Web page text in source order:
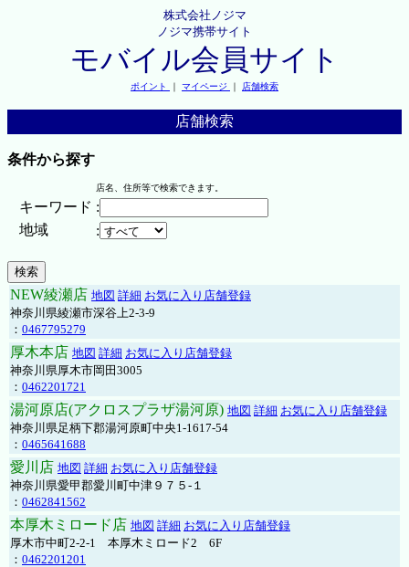
株式会社ノジマ
ノジマ携帯サイト
モバイル会員サイト
ポイント ｜ マイページ ｜ 店舗検索
店舗検索
条件から探す
店名、住所等で検索できます。
キーワード :
地域
:
NEW綾瀬店 地図 詳細 お気に入り店舗登録
神奈川県綾瀬市深谷上2-3-9
： 0467795279
厚木本店 地図 詳細 お気に入り店舗登録
神奈川県厚木市岡田3005
： 0462201721
湯河原店(アクロスプラザ湯河原) 地図 詳細 お気に入り店舗登録
神奈川県足柄下郡湯河原町中央1-1617-54
： 0465641688
愛川店 地図 詳細 お気に入り店舗登録
神奈川県愛甲郡愛川町中津９７５-１
： 0462841562
本厚木ミロード店 地図 詳細 お気に入り店舗登録
厚木市中町2-2-1 本厚木ミロード2 6F
： 0462201201